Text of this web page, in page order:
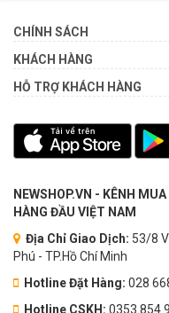
CHÍNH SÁCH
KHÁCH HÀNG
HỖ TRỢ KHÁCH HÀNG
NEWSHOP.VN - KÊNH
HÀNG ĐẦU VIỆT NAM
Địa Chỉ Giao Dịch: 53/8
Phú - TP.Hồ Chí Minh
Hotline Đặt Hàng: 028
Hotline CSKH: